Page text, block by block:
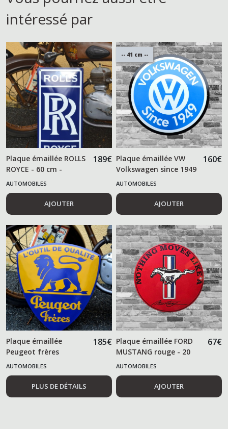
intéressé par
Plaque émaillée ROLLS
ROYCE - 60 cm -
189€
AUTOMOBILES
AJOUTER
-- 41 cm --
Plaque émaillée VW
Volkswagen since 1949
- 41 cm -
160€
AUTOMOBILES
AJOUTER
Plaque émaillée
Peugeot frères
185€
AUTOMOBILES
PLUS DE DÉTAILS
Plaque émaillée FORD
MUSTANG rouge - 20
cm -
67€
AUTOMOBILES
AJOUTER